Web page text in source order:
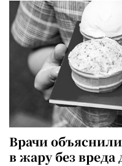
Врачи
в жару без вреда